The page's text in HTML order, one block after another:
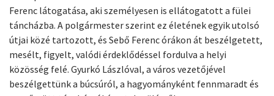
Ferenc látogatása, aki személyesen is ellátogatott a fülei
táncházba. A polgármester szerint ez életének egyik utolsó
útjai közé tartozott, és Sebő Ferenc órákon át beszélgetett,
mesélt, figyelt, valódi érdeklődéssel fordulva a helyi
közösség felé. Gyurkó Lászlóval, a város vezetőjével
beszélgettünk a búcsúról, a hagyományként fennmaradt és